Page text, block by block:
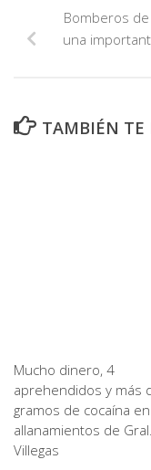
Bomberos
una
TAMBIÉN TE
Mucho dinero, 4
aprehendidos y más
gramos de cocaína
allanamientos de Gral.
Villegas